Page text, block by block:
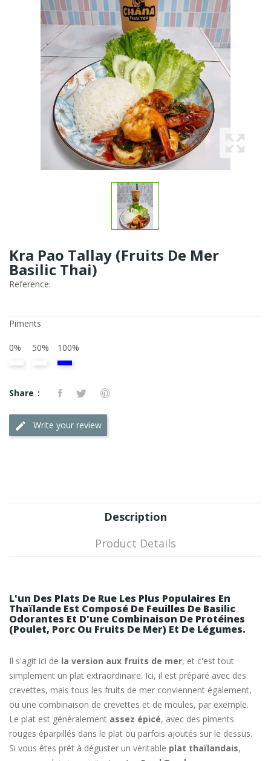
Kra Pao Tallay (Fruits De Mer
Basilic Thai)
Reference:
Piments
0% 50% 100%
Share
Write your review
Description
Product Details
L'un Des Plats De Rue Les Plus Populaires En
Thaïlande Est Composé De Feuilles De Basilic
Odorantes Et D'une Combinaison De Protéines
(poulet, Porc Ou Fruits De Mer) Et De Légumes.
Il s'agit ici de la version aux fruits de mer, et c'est tout
simplement un plat extraordinaire. Ici, il est préparé avec des
crevettes, mais tous les fruits de mer conviennent également,
ou une combinaison de crevettes et de moules, par exemple.
Le plat est généralement assez épicé, avec des piments
rouges éparpillés dans le plat ou parfois ajoutés sur le dessus.
Si vous êtes prêt à déguster un véritable plat thaïlandais,